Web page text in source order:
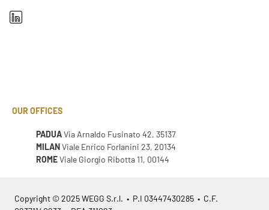
OUR OFFICES
PADUAVia Arnaldo Fusinato 42, 35137
MILANViale Enrico Forlanini 23, 20134
ROMEViale Giorgio Ribotta 11, 00144
Copyright © 2025 WEGG S.r.l. • P.I 03447430285 • C.F.